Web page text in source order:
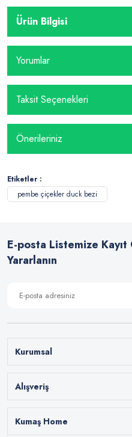
Ürün Bilgisi
Yorumlar
Taksit Seçenekleri
Önerileriniz
Etiketler :
pembe çiçekler duck bezi
E-posta Listemize
Yararlanın
Kurumsal
Alışveriş
Kumaş Home